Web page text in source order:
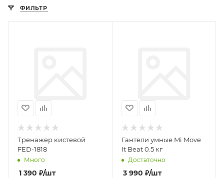
ФИЛЬТР
Тренажер кистевой
FED-1818
Много
1 390 ₽/шт
Гантели умные Mi Move
It Beat 0.5 кг
Достаточно
3 990 ₽/шт